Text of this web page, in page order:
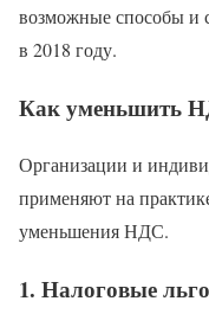
возможные способы и
в 2018 году.
Как уменьшить
Организации и
применяют на
уменьшения НДС.
1. Налоговые